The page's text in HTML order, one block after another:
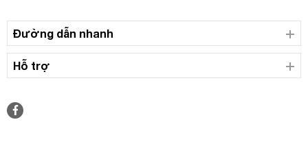
Đường dẫn nhanh
Hỗ trợ